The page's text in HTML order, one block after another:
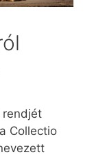
rendjét
Collectio